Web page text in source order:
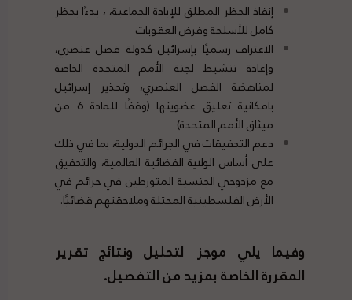
إنفاذ الحظر المطلق للإبادة الجماعية، ، بدءًا بحظر
كامل للأسلحة وفرض العقوبات
الاعتراف رسميًا بإسرائيل كدولة فصل عنصري،
وإعادة تنشيط لجنة الأمم المتحدة الخاصة
لمناهضة الفصل العنصري، وتحذير إسرائيل
بامكانية تعليق عضويتها (وفقًا للمادة 6 من
ميثاق الأمم المتحدة)
دعم التحقيقات في الجرائم الدولية، بما في ذلك
على أساس الولاية القضائية العالمية، والتحقيق
مع مزدوجي الجنسية المتورطين في جرائم في
الأرض الفلسطينية المحتلة وملاحقتهم قضائيًا.
وفيما يلي موجز لتحليل ونتائج تقرير
المقررة الخاصة بمزيد من التفصيل.